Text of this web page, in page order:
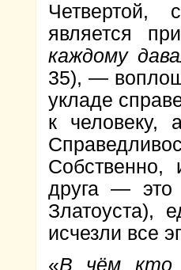
Четвертой,
является
каждому
35), —
укладе
к
друга — это
Златоуста),
исчезли все
«В чём кто